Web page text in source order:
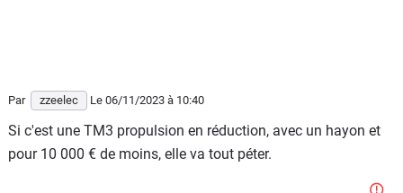
Par zzeelec Le 06/11/2023 à 10:40
Si c'est une TM3 propulsion en réduction, avec un hayon et
pour 10 000 € de moins, elle va tout péter.